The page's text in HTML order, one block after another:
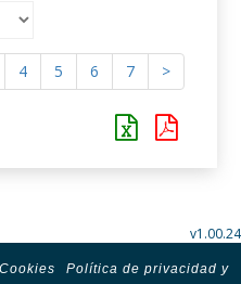
4 5 6 7 >
v1.00.24
Política de privacidad y